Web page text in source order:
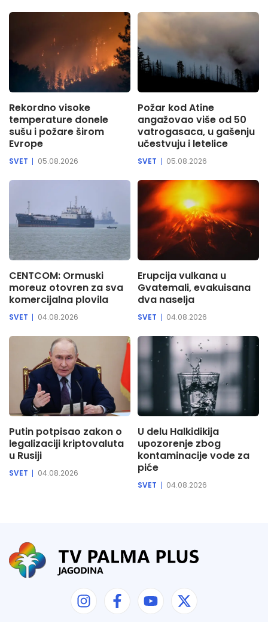
Rekordno visoke
temperature donele
sušu i požare širom
Evrope
SVET 05.08.2026
Požar kod Atine
angažovao više od 50
vatrogasaca, u gašenju
učestvuju i letelice
SVET 05.08.2026
CENTCOM: Ormuski
moreuz otovren za sva
komercijalna plovila
SVET 04.08.2026
Erupcija vulkana u
Gvatemali, evakuisana
dva naselja
SVET 04.08.2026
Putin potpisao zakon o
legalizaciji kriptovaluta
u Rusiji
SVET 04.08.2026
U delu Halkidikija
upozorenje zbog
kontaminacije vode za
piće
SVET 04.08.2026